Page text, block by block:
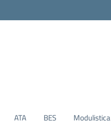
ATA BES Modulistica